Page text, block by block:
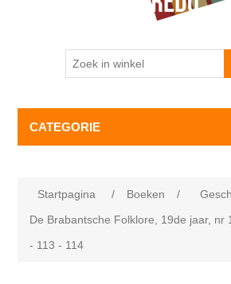
CATEGORIE
Startpagina / Boeken /
De Brabantsche Folklore, 19de jaar, nr
- 113 - 114